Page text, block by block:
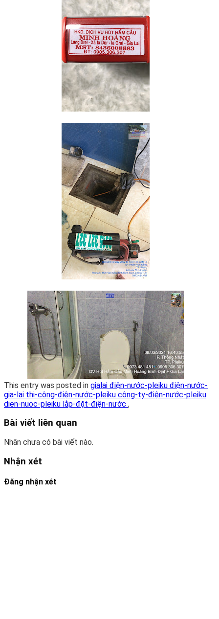
This entry was posted in gialai điện-nước-pleiku điện-nước-
gia-lai thi-công-điện-nước-pleiku công-ty-điện-nước-pleiku
dien-nuoc-pleiku lắp-đặt-điện-nước ,
Bài viết liên quan
Nhãn chưa có bài viết nào.
Nhận xét
Đăng nhận xét